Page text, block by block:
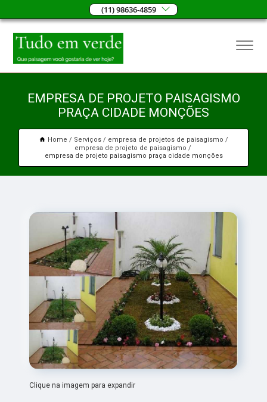
(11) 98636-4859
EMPRESA DE PROJETO PAISAGISMO
PRAÇA CIDADE MONÇÕES
Home Serviços
empresa de projetos de paisagismo
empresa de projeto de paisagismo
empresa de projeto paisagismo praça cidade monções
Clique na imagem para expandir